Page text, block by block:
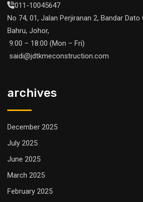
011-10045647
No 74, 01, Jalan Perjiranan 2, Bandar
Bahru, Johor,
9:00 – 18:00 (Mon – Fri)
saidi@jdtkmeconstruction.com
archives
December 2025
July 2025
June 2025
March 2025
February 2025